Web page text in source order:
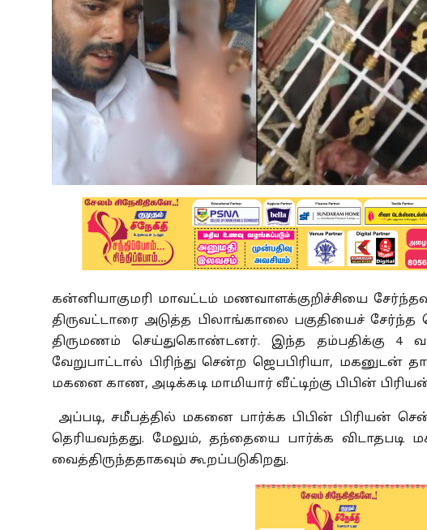
கன்னியாகுமரி மாவட்டம் மணவாளக்குறிச்சியை
திருவட்டாரை அடுத்த பிலாங்காலை பகுதியைச்
திருமணம் செய்துகொண்டனர். இந்த தம்பதிக்கு 4
வேறுபாட்டால் பிரிந்து சென்ற ஜெபபிரியா, மகனுடன்
மகனை காண, அடிக்கடி மாமியார் வீட்டிற்கு பிபின்
அப்படி, சமீபத்தில் மகனை பார்க்க பிபின் பிரியன்
தெரியவந்தது. மேலும், தந்தையை பார்க்க
வைத்திருந்ததாகவும் கூறப்படுகிறது.